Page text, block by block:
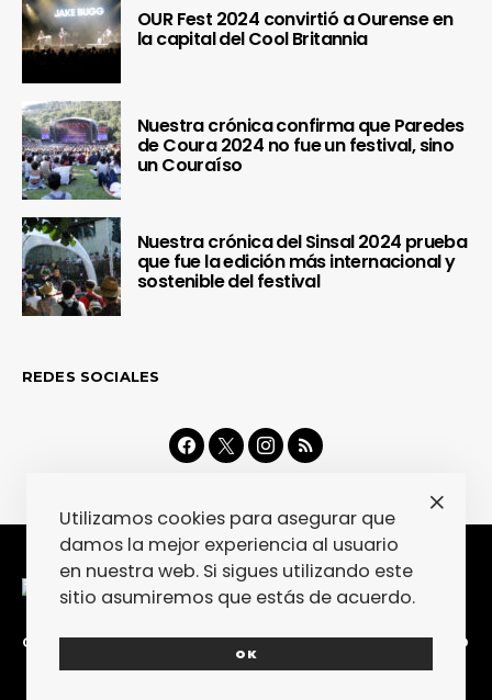
OUR Fest 2024 convirtió a Ourense en
la capital del Cool Britannia
Nuestra crónica confirma que Paredes
de Coura 2024 no fue un festival, sino
un Couraíso
Nuestra crónica del Sinsal 2024 prueba
que fue la edición más internacional y
sostenible del festival
REDES SOCIALES
CONTACTA COLABORA POLÍTICA DE PRIVACIDAD
Utilizamos cookies para asegurar que
damos la mejor experiencia al usuario
en nuestra web. Si sigues utilizando este
sitio asumiremos que estás de acuerdo.
OK